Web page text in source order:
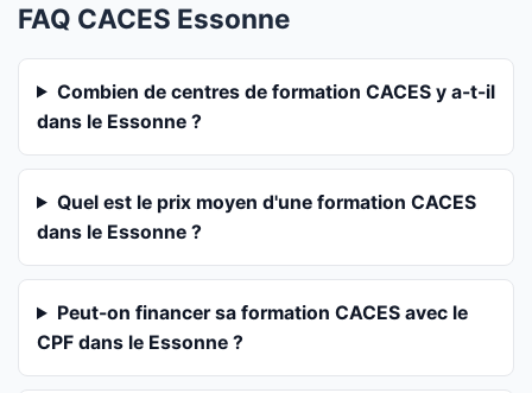
FAQ CACES Essonne
Combien de centres de formation CACES y a-t-il
dans le Essonne ?
Quel est le prix moyen d'une formation CACES
dans le Essonne ?
Peut-on financer sa formation CACES avec le
CPF dans le Essonne ?